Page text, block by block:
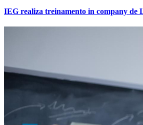
Athletico-PR
IEG realiza treinamento in company de